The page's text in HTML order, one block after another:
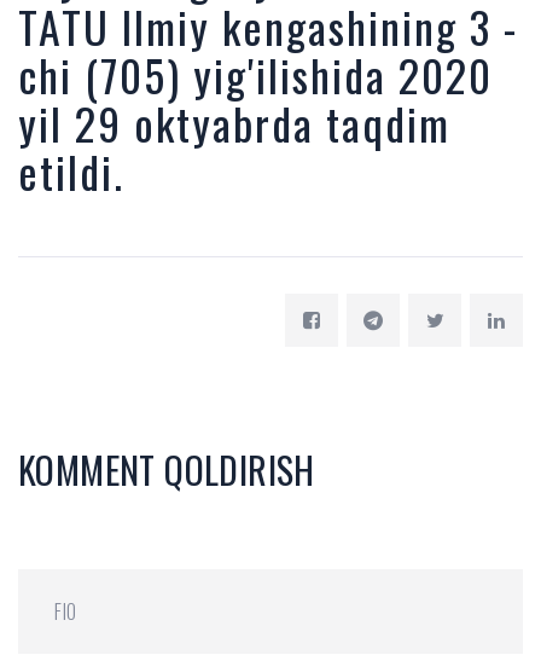
TATU Ilmiy kengashining 3 -
chi (705) yig'ilishida 2020
yil 29 oktyabrda taqdim
etildi.
KOMMENT QOLDIRISH